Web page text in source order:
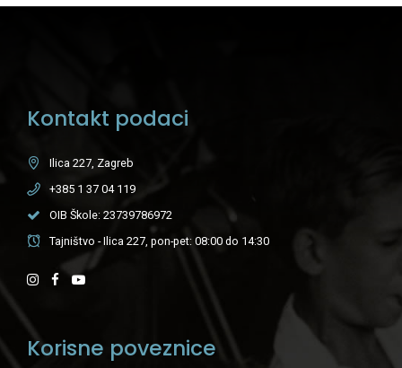
Kontakt podaci
Ilica 227, Zagreb
+385 1 37 04 119
OIB Škole: 23739786972
Tajništvo - Ilica 227, pon-pet: 08:00 do 14:30
Korisne poveznice